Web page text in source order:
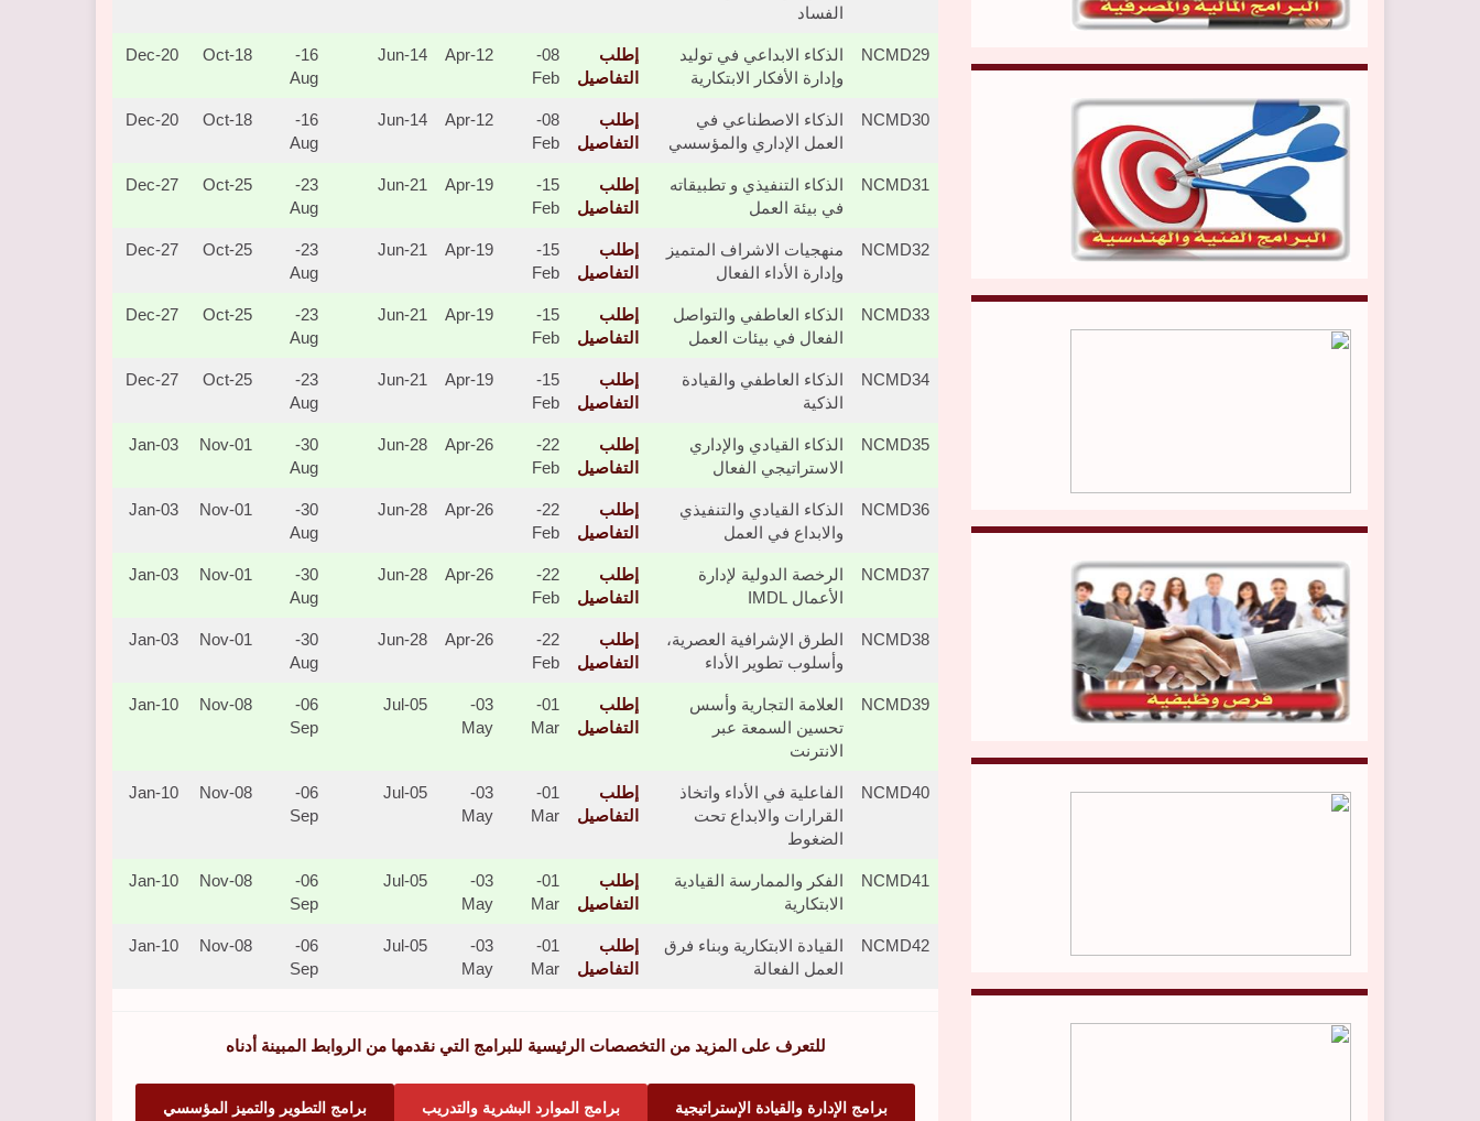
الفساد
NCMD29
الذكاء الابداعي في توليد
وإدارة الأفكار الابتكارية
إطلب
التفاصيل
08-
Feb
12-Apr
14-Jun
16-
Aug
18-Oct
20-Dec
NCMD30
الذكاء الاصطناعي في
العمل الإداري والمؤسسي
إطلب
التفاصيل
08-
Feb
12-Apr
14-Jun
16-
Aug
18-Oct
20-Dec
NCMD31
الذكاء التنفيذي و تطبيقاته
في بيئة العمل
إطلب
التفاصيل
15-
Feb
19-Apr
21-Jun
23-
Aug
25-Oct
27-Dec
NCMD32
​​​منهجيات الاشراف المتميز
وإدارة الأداء الفعال
إطلب
التفاصيل
15-
Feb
19-Apr
21-Jun
23-
Aug
25-Oct
27-Dec
NCMD33
الذكاء العاطفي والتواصل
الفعال في بيئات العمل
إطلب
التفاصيل
15-
Feb
19-Apr
21-Jun
23-
Aug
25-Oct
27-Dec
NCMD34
الذكاء العاطفي والقيادة
الذكية
إطلب
التفاصيل
15-
Feb
19-Apr
21-Jun
23-
Aug
25-Oct
27-Dec
NCMD35
الذكاء القيادي والإداري
الاستراتيجي الفعال
إطلب
التفاصيل
22-
Feb
26-Apr
28-Jun
30-
Aug
01-Nov
03-Jan
NCMD36
الذكاء القيادي والتنفيذي
والابداع في العمل
إطلب
التفاصيل
22-
Feb
26-Apr
28-Jun
30-
Aug
01-Nov
03-Jan
NCMD37
الرخصة الدولية لإدارة
الأعمال IMDL
إطلب
التفاصيل
22-
Feb
26-Apr
28-Jun
30-
Aug
01-Nov
03-Jan
NCMD38
الطرق الإشرافية العصرية،
وأسلوب تطوير الأداء
إطلب
التفاصيل
22-
Feb
26-Apr
28-Jun
30-
Aug
01-Nov
03-Jan
NCMD39
العلامة التجارية وأسس
تحسين السمعة عبر
الانترنت
إطلب
التفاصيل
01-
Mar
03-
May
05-Jul
06-
Sep
08-Nov
10-Jan
NCMD40
الفاعلية في الأداء واتخاذ
القرارات والابداع تحت
الضغوط
إطلب
التفاصيل
01-
Mar
03-
May
05-Jul
06-
Sep
08-Nov
10-Jan
NCMD41
الفكر والممارسة القيادية
الابتكارية
إطلب
التفاصيل
01-
Mar
03-
May
05-Jul
06-
Sep
08-Nov
10-Jan
NCMD42
القيادة الابتكارية وبناء فرق
العمل الفعالة
إطلب
التفاصيل
01-
Mar
03-
May
05-Jul
06-
Sep
08-Nov
10-Jan
للتعرف على المزيد من التخصصات الرئيسية للبرامج التي نقدمها من الروابط المبينة أدناه
برامج الإدارة والقيادة الإستراتيجية برامج الموارد البشرية والتدريب برامج التطوير والتميز المؤسسي